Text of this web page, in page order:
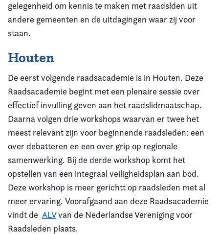
gelegenheid om kennis te maken met raadslden uit
andere gemeenten en de uitdagingen waar zij voor
staan.
Houten
De eerst volgende raadsacademie is in Houten. Deze
Raadsacademie begint met een plenaire sessie over
effectief invulling geven aan het raadslidmaatschap.
Daarna volgen drie workshops waarvan er twee het
meest relevant zijn voor beginnende raadsleden: een
over debatteren en een over grip op regionale
samenwerking. Bij de derde workshop komt het
opstellen van een integraal veiligheidsplan aan bod.
Deze workshop is meer gerichtt op raadsleden met al
meer ervaring. Voorafgaand aan deze Raadsacademie
vindt de ALVvan de Nederlandse Vereniging voor
Raadsleden plaats.